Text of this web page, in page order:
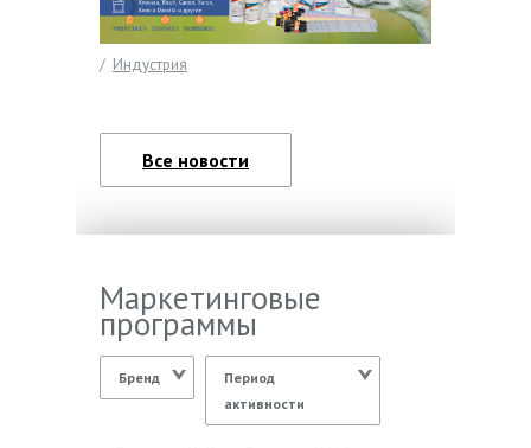
/ Индустрия
Все новости
Маркетинговые
программы
Бренд
Период
активности